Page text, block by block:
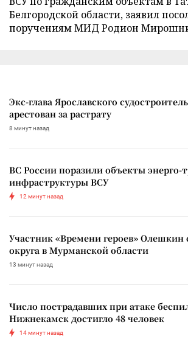
Белгородской области, заявил
поручениям МИД Родион
Экс-глава Ярославского
арестован за растрату
8 минут назад
ВС России поразили объекты энерго-
инфраструктуры ВСУ
12 минут назад
Участник «Времени героев» Олешкин
округа в Мурманской области
13 минут назад
Число пострадавших при атаке
Нижнекамск достигло 48 человек
14 минут назад